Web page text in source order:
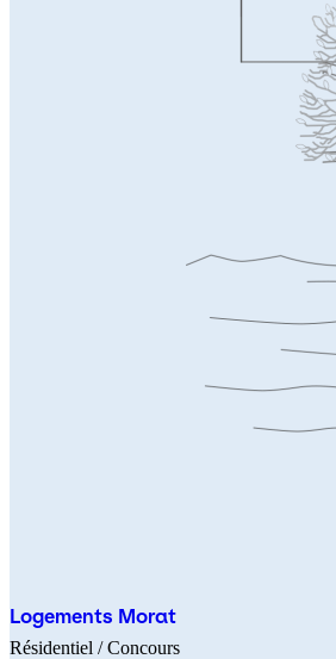
Logements Morat
Résidentiel / Concours